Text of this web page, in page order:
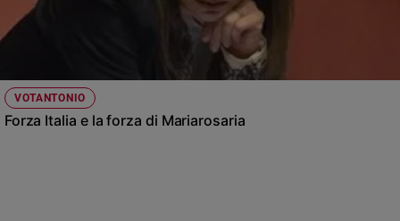
VOTANTONIO
Forza Italia e la forza di Mariarosaria